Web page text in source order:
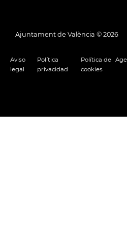
Ajuntament de València © 2026
Aviso
legal
Política
privacidad
Política de
cookies